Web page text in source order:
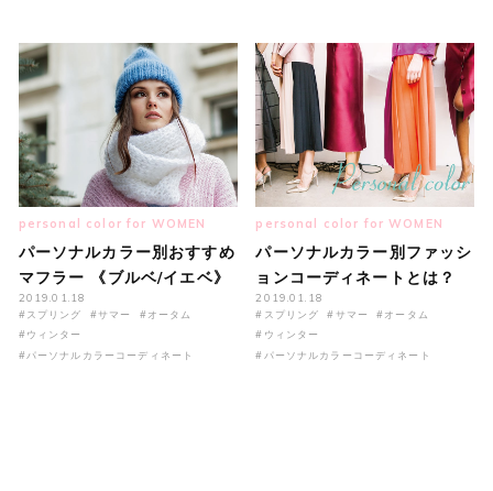
personal color for WOMEN
パーソナルカラー別おすすめ
マフラー 《ブルベ/イエベ》
2019.01.18
#スプリング
#サマー
#オータム
#ウィンター
#パーソナルカラーコーディネート
personal color for WOMEN
パーソナルカラー別ファッシ
ョンコーディネートとは？
2019.01.18
#スプリング
#サマー
#オータム
#ウィンター
#パーソナルカラーコーディネート